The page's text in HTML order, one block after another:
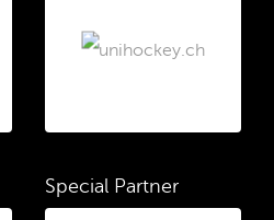
Special Partner